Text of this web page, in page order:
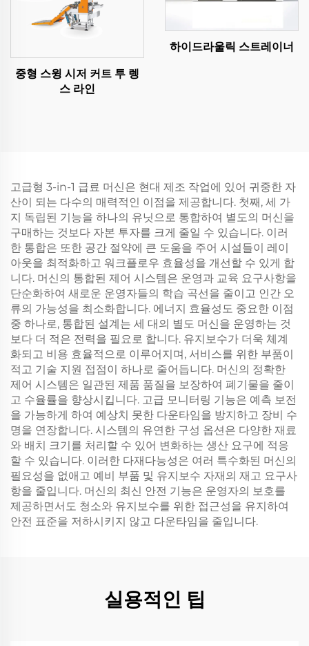
중형 스윙 시저 커트 투 렝
스 라인
하이드라울릭 스트레이너
고급형 3-in-1 급료 머신은 현대 제조 작업에 있어 귀중한 자
산이 되는 다수의 매력적인 이점을 제공합니다. 첫째, 세 가
지 독립된 기능을 하나의 유닛으로 통합하여 별도의 머신을
구매하는 것보다 자본 투자를 크게 줄일 수 있습니다. 이러
한 통합은 또한 공간 절약에 큰 도움을 주어 시설들이 레이
아웃을 최적화하고 워크플로우 효율성을 개선할 수 있게 합
니다. 머신의 통합된 제어 시스템은 운영과 교육 요구사항을
단순화하여 새로운 운영자들의 학습 곡선을 줄이고 인간 오
류의 가능성을 최소화합니다. 에너지 효율성도 중요한 이점
중 하나로, 통합된 설계는 세 대의 별도 머신을 운영하는 것
보다 더 적은 전력을 필요로 합니다. 유지보수가 더욱 체계
화되고 비용 효율적으로 이루어지며, 서비스를 위한 부품이
적고 기술 지원 접점이 하나로 줄어듭니다. 머신의 정확한
제어 시스템은 일관된 제품 품질을 보장하여 폐기물을 줄이
고 수율률을 향상시킵니다. 고급 모니터링 기능은 예측 보전
을 가능하게 하여 예상치 못한 다운타임을 방지하고 장비 수
명을 연장합니다. 시스템의 유연한 구성 옵션은 다양한 재료
와 배치 크기를 처리할 수 있어 변화하는 생산 요구에 적응
할 수 있습니다. 이러한 다재다능성은 여러 특수화된 머신의
필요성을 없애고 예비 부품 및 유지보수 자재의 재고 요구사
항을 줄입니다. 머신의 최신 안전 기능은 운영자의 보호를
제공하면서도 청소와 유지보수를 위한 접근성을 유지하여
안전 표준을 저하시키지 않고 다운타임을 줄입니다.
실용적인 팁